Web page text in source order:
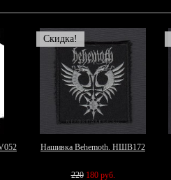
Скидка!
Нашивка Behemoth. НШВ172
220 180 руб.